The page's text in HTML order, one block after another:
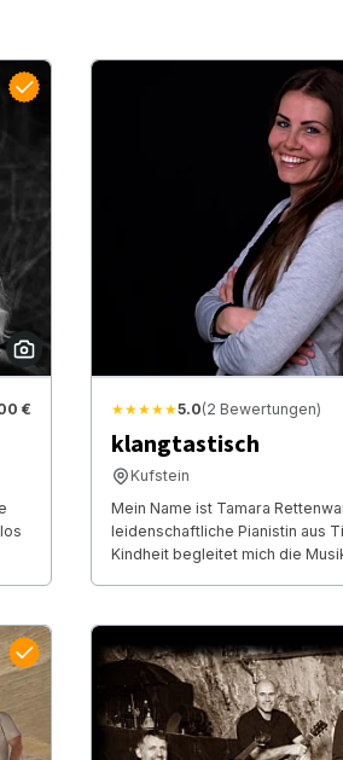
€ ★★★★★5.0(2 Bewertungen)
klangtastisch
Kufstein
Mein Name ist Tamara
leidenschaftliche Pianistin aus
Kindheit begleitet mich die